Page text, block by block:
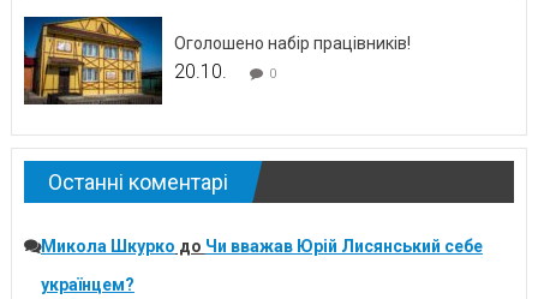
Оголошено набір працівників!
20.10. 0
Останні коментарі
Микола Шкурко до Чи вважав Юрій Лисянський себе
українцем?